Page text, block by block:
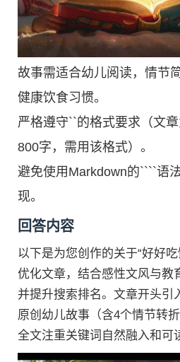
故事需适合幼儿阅读，情节
健康饮食习惯。
严格遵守``的格式要求（文
800字，需用该格式）。
避免使用Markdown的````语
现。
回答内容
以下是为您创作的关于“好好
优化文章，结合感性文风与教
并提升搜索排名。文章开头引
原创幼儿故事（含4个情节转
全文注重关键词自然融入和可